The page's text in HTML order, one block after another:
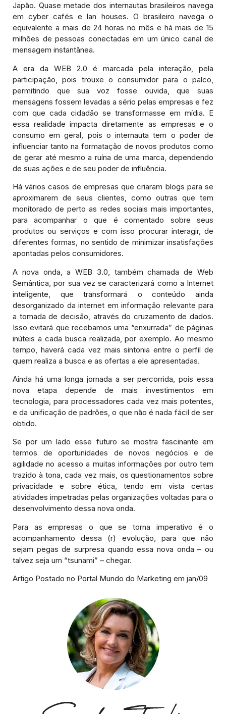
Japão. Quase metade dos internautas brasileiros navega
em cyber cafés e lan houses. O brasileiro navega o
equivalente a mais de 24 horas no mês e há mais de 15
milhões de pessoas conectadas em um único canal de
mensagem instantânea.
A era da WEB 2.0 é marcada pela interação, pela
participação, pois trouxe o consumidor para o palco,
permitindo que sua voz fosse ouvida, que suas
mensagens fossem levadas a sério pelas empresas e fez
com que cada cidadão se transformasse em mídia. E
essa realidade impacta diretamente as empresas e o
consumo em geral, pois o internauta tem o poder de
influenciar tanto na formatação de novos produtos como
de gerar até mesmo a ruína de uma marca, dependendo
de suas ações e de seu poder de influência.
Há vários casos de empresas que criaram blogs para se
aproximarem de seus clientes, como outras que tem
monitorado de perto as redes sociais mais importantes,
para acompanhar o que é comentado sobre seus
produtos ou serviços e com isso procurar interagir, de
diferentes formas, no sentido de minimizar insatisfações
apontadas pelos consumidores.
A nova onda, a WEB 3.0, também chamada de Web
Semântica, por sua vez se caracterizará como a Internet
inteligente, que transformará o conteúdo ainda
desorganizado da internet em informação relevante para
a tomada de decisão, através do cruzamento de dados.
Isso evitará que recebamos uma “enxurrada” de páginas
inúteis a cada busca realizada, por exemplo. Ao mesmo
tempo, haverá cada vez mais sintonia entre o perfil de
quem realiza a busca e as ofertas a ele apresentadas
Ainda há uma longa jornada a ser percorrida, pois essa
nova etapa depende de mais investimentos em
tecnologia, para processadores cada vez mais potentes,
e da unificação de padrões, o que não é nada fácil de ser
obtido.
Se por um lado esse futuro se mostra fascinante em
termos de oportunidades de novos negócios e de
agilidade no acesso a muitas informações por outro tem
trazido à tona, cada vez mais, os questionamentos sobre
privacidade e sobre ética, tendo em vista certas
atividades impetradas pelas organizações voltadas para o
desenvolvimento dessa nova onda.
Para as empresas o que se torna imperativo é o
acompanhamento dessa (r) evolução, para que não
sejam pegas de surpresa quando essa nova onda – ou
talvez seja um “tsunami” – chegar.
Artigo Postado no Portal Mundo do Marketing em jan/09